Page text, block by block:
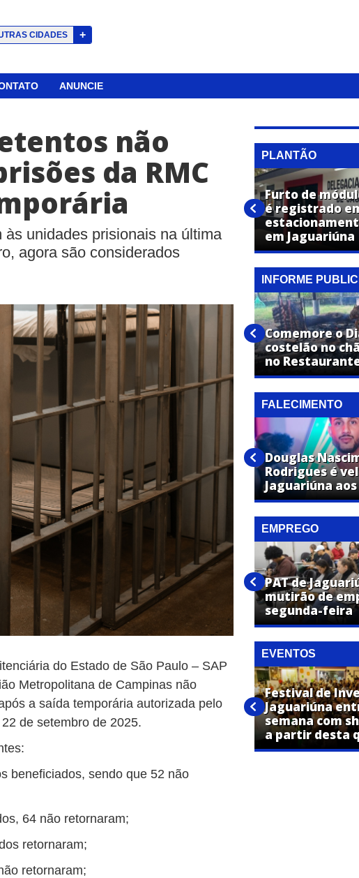
CIDADES +
ANUNCIE
não
da RMC
unidades prisionais na última
agora são considerados
do Estado de São Paulo – SAP
Metropolitana de Campinas não
a saída temporária autorizada pelo
de setembro de 2025.
beneficiados, sendo que 52 não
64 não retornaram;
retornaram;
retornaram;
PLANTÃO
Caminhonete é furtada
Jaguariúna
Furto de
é registrado
em Jaguariúna
INFORME
Vestibular de Medicina da
UniFAJ abre inscrições para
nova turma com início em
Comemore o
costelão no
no
FALECIMENTO
José Maria Toledo de Moraes
é velado em Jaguariúna aos 87
anos
Douglas
Rodrigues é
Jaguariúna aos
EMPREGO
PAT de Jaguariúna promove
mutirões de emprego com
vagas em diversas áreas
nesta semana
PAT de
mutirão de
segunda-feira
EVENTOS
Festival de Inverno “Por Todos
os Cantos da Cidade” começa
nesta quinta-feira em
Festival de
Jaguariúna
semana com
a partir desta